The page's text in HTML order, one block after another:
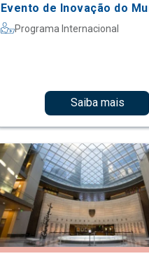
Evento de Inovação do
Programa Internacional
Saiba mais